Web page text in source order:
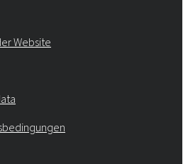
Website